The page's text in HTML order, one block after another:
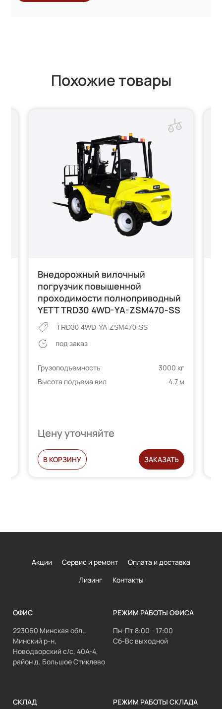
Похожие товары
Внедорожный вилочный
погрузчик повышенной
проходимости полноприводный
YETT TRD30 4WD-YA-ZSM470-SS
TRD30 4WD-YA-ZSM470-SS
под заказ
Грузоподъемность
3000 кг
Высота подъема вил
4.7 м
Цену уточняйте
В КОРЗИНУ ЗАКАЗАТЬ
Акции Сервис и ремонт
Оплата и доставка
Лизинг
Контакты
ОФИС
223060 Минская обл.,
Минский р-н,
Новодворский с/с, 40А-4,
район д. Большое Стиклево
РЕЖИМ РАБОТЫ ОФИСА
Пн-Пт 8:00 - 17:00
Сб-Вс выходной
СКЛАД
РЕЖИМ РАБОТЫ СКЛАДА